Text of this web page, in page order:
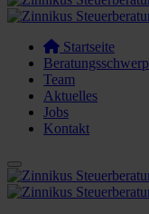
Startseite
Team
Aktuelles
Jobs
Kontakt